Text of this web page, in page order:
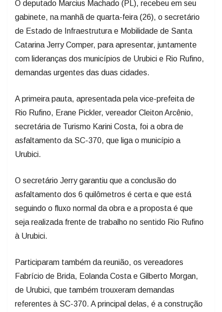
O deputado Marcius Machado (PL), recebeu em seu
gabinete, na manhã de quarta-feira (26), o secretário
de Estado de Infraestrutura e Mobilidade de Santa
Catarina Jerry Comper, para apresentar, juntamente
com lideranças dos municípios de Urubici e Rio Rufino,
demandas urgentes das duas cidades.
A primeira pauta, apresentada pela vice-prefeita de
Rio Rufino, Erane Pickler, vereador Cleiton Arcênio,
secretária de Turismo Karini Costa, foi a obra de
asfaltamento da SC-370, que liga o município a
Urubici.
O secretário Jerry garantiu que a conclusão do
asfaltamento dos 6 quilômetros é certa e que está
seguindo o fluxo normal da obra e a proposta é que
seja realizada frente de trabalho no sentido Rio Rufino
à Urubici.
Participaram também da reunião, os vereadores
Fabrício de Brida, Eolanda Costa e Gilberto Morgan,
de Urubici, que também trouxeram demandas
referentes à SC-370. A principal delas, é a construção